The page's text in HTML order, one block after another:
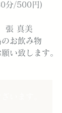
分/500円)
張 真美
お飲み物
い致します。